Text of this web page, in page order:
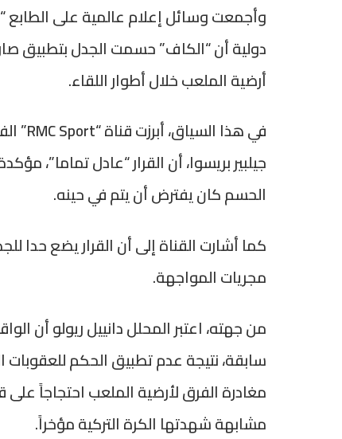
وأجمعت وسائل إعلام عالمية على الطابع
دولية أن “الكاف” حسمت الجدل بتطبيق
أرضية الملعب خلال أطوار اللقاء.
جيلبير بريسوا، أن القرار “عادل تماما”،
الحسم كان يفترض أن يتم في حينه.
كما أشارت القناة إلى أن القرار يضع حدا
مجريات المواجهة.
من جهته، اعتبر المحلل دانييل ريولو أن
سابقة، نتيجة عدم تطبيق الحكم للعقوبات
مغادرة الفرق لأرضية الملعب احتجاجاً
مشابهة شهدتها الكرة التركية مؤخراً.